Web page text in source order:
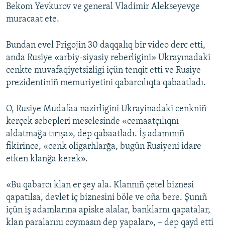
Bekom Yevkurov ve general Vladimir Alekseyevge
muracaat ete.
Bundan evel Prigojin 30 daqqalıq bir video derc etti,
anda Rusiye «arbiy-siyasiy reberligini» Ukrayınadaki
cenkte muvafaqiyetsizligi içün tenqit etti ve Rusiye
prezidentiniñ memuriyetini qabarcılıqta qabaatladı.
O, Rusiye Mudafaa nazirligini Ukrayinadaki cenkniñ
kerçek sebepleri meselesinde «cemaatçılıqnı
aldatmağa tırışa», dep qabaatladı. İş adamınıñ
fikirince, «cenk oligarhlarğa, bugün Rusiyeni idare
etken klanğa kerek».
«Bu qabarcı klan er şey ala. Klannıñ çetel biznesi
qapatılsa, devlet iç biznesini böle ve oña bere. Şunıñ
içün iş adamlarına apiske alalar, banklarnı qapatalar,
klan paralarını coymasın dep yapalar», – dep qayd etti